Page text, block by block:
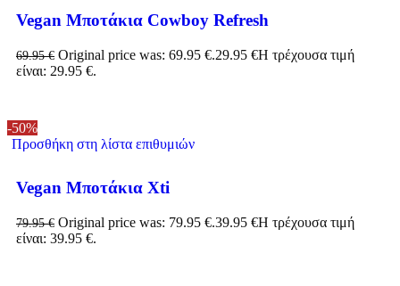
Vegan Μποτάκια Cowboy Refresh
69.95€ Original price was: 69.95 €.29.95 €Η τρέχουσα τιμή
είναι: 29.95 €.
-50%
Προσθήκη στη λίστα επιθυμιών
Vegan Μποτάκια Xti
79.95€ Original price was: 79.95 €.39.95 €Η τρέχουσα τιμή
είναι: 39.95 €.